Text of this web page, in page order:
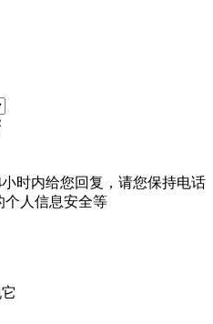
时内给您回复，请您保持电话
个人信息安全等